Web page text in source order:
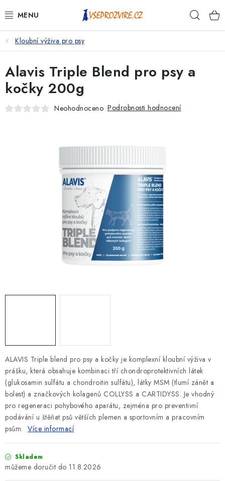
na
PSI
KOČKY
KONĚ
PRO CHOVATELE
KRÁLÍCI/HLODAVCI/PTÁCI
Podmínky ochrany osobních údajů
Kloubní výživa pro psy
ALAVIS Triple blend pro psy a kočky je komplexní kloubní výživa v
prášku, která obsahuje kombinaci tří chondroprotek­tivních látek
(glukosamin sulfátu a chondroitin sulfátu), látky MSM (tlumí zánět a
bolest) a značkových kolagenů COLLYSS a CARTIDYSS. Je vhodný
pro regeneraci pohybového aparátu, zejména pro preventivní
podávání u štěňat psů větších plemen a sportovním a pracovním
psům. Více informací
Skladem
11.8.2026
Alavis Triple Blend pro psy a
kočky 200g
Neohodnoceno Podrobnosti hodnocení